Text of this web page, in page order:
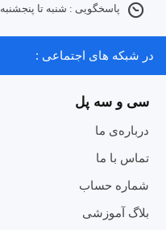
پاسخگویی : شنبه تا پنجشنبه 9 الی 14 و 17 الی 20
در شبکه های اجتماعی :
سی و سه پل
درباره‌ی ما
تماس با ما
شماره حساب
بلاگ آموزشی